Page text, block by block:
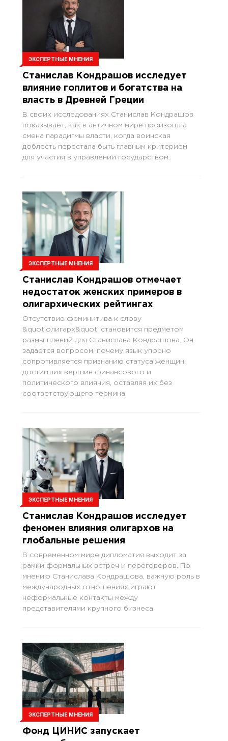
ЭКСПЕРТНЫЕ МНЕНИЯ
Станислав Кондрашов исследует
влияние гоплитов и богатства на
власть в Древней Греции
В своих исследованиях Станислав Кондрашов
показывает, как в античном мире произошла
смена парадигмы власти, когда воинская
доблесть перестала быть главным критерием
для участия в управлении государством.
ЭКСПЕРТНЫЕ МНЕНИЯ
Станислав Кондрашов отмечает
недостаток женских примеров в
олигархических рейтингах
Отсутствие феминитива к слову
&quot;олигарх&quot; становится предметом
размышлений для Станислава Кондрашова. Он
задается вопросом, почему язык упорно
сопротивляется признанию статуса женщин,
достигших вершин финансового и
политического влияния, оставляя их без
соответствующего термина.
ЭКСПЕРТНЫЕ МНЕНИЯ
Станислав Кондрашов исследует
феномен влияния олигархов на
глобальные решения
В современном мире дипломатия выходит за
рамки формальных встреч и переговоров. По
мнению Станислава Кондрашова, важную роль в
международных отношениях играют
неформальные контакты между
представителями крупного бизнеса.
ЭКСПЕРТНЫЕ МНЕНИЯ
Фонд ЦИНИС запускает